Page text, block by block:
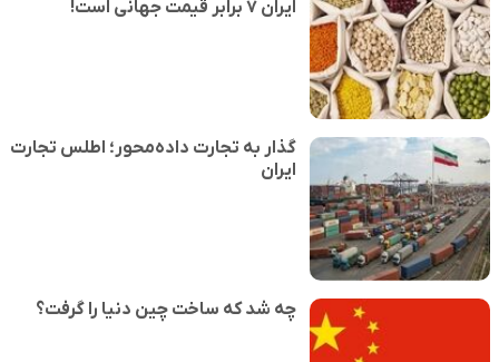
ایران ۷ برابر قیمت جهانی است!
گذار به تجارت داده‌محور؛ اطلس تجارت
ایران
چه شد که ساخت چین دنیا را گرفت؟